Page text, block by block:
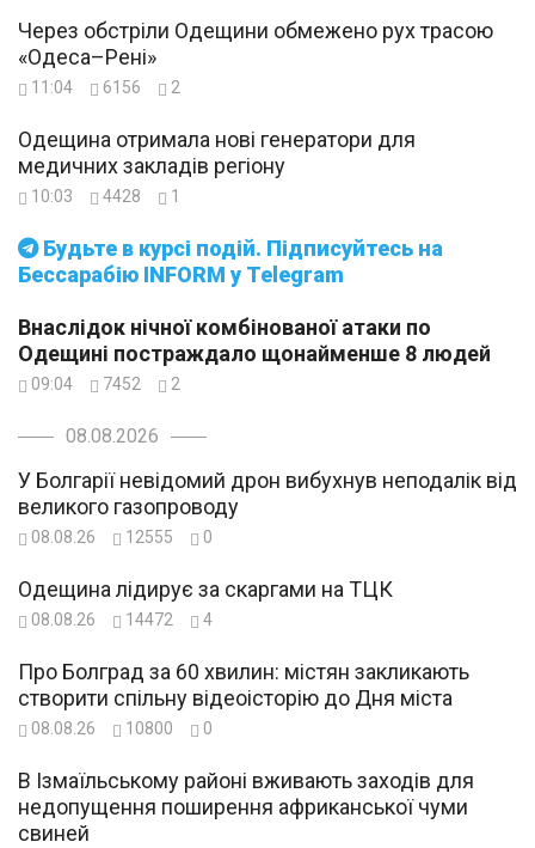
Будьте в курсі подій. Підписуйтесь на
Бессарабію INFORM у Telegram
Через обстріли Одещини обмежено рух трасою
«Одеса–Рені»
11:04 6156 2
Одещина отримала нові генератори для
медичних закладів регіону
10:03 4428 1
Внаслідок нічної комбінованої атаки по
Одещині постраждало щонайменше 8 людей
09:04 7452 2
08.08.2026
У Болгарії невідомий дрон вибухнув неподалік від
великого газопроводу
08.08.26 12555 0
Одещина лідирує за скаргами на ТЦК
08.08.26 14472 4
Про Болград за 60 хвилин: містян закликають
створити спільну відеоісторію до Дня міста
08.08.26 10800 0
В Ізмаїльському районі вживають заходів для
недопущення поширення африканської чуми
свиней